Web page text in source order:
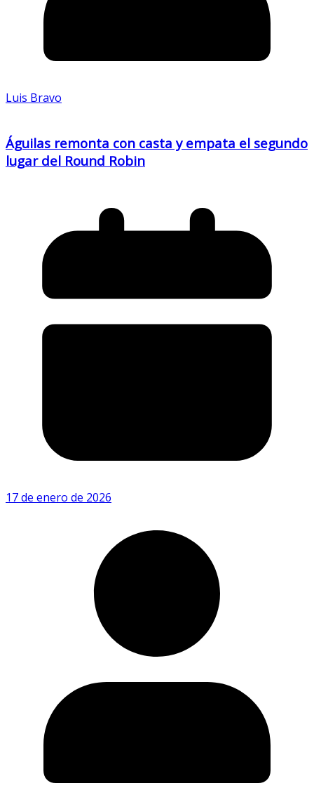
Luis Bravo
Águilas remonta con casta y empata el segundo
lugar del Round Robin
17 de enero de 2026